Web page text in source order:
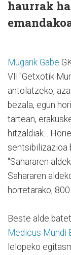
haurrak
Mugarik Gabe
VII."Getxotik
antolatzeko,
bezala, egun
tartean,
hitzaldiak...
sentsibilizazioa
"Sahararen
Sahararen
horretarako,
Beste alde
Medicus Mundi
lelopeko